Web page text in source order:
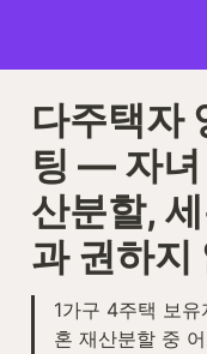
다주택자
팅 — 자녀
산분할,
과 권하지
1가구 4주택 보
혼 재산분할 중